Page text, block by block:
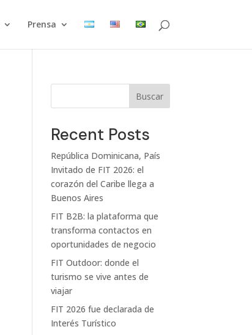
Prensa
Buscar
Recent Posts
República Dominicana, País
Invitado de FIT 2026: el
corazón del Caribe llega a
Buenos Aires
FIT B2B: la plataforma que
transforma contactos en
oportunidades de negocio
FIT Outdoor: donde el
turismo se vive antes de
viajar
FIT 2026 fue declarada de
Interés Turístico